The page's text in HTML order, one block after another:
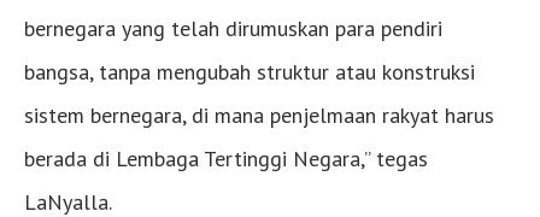
bernegara yang telah dirumuskan para pendiri
bangsa, tanpa mengubah struktur atau konstruksi
sistem bernegara, di mana penjelmaan rakyat harus
berada di Lembaga Tertinggi Negara,” tegas
LaNyalla.